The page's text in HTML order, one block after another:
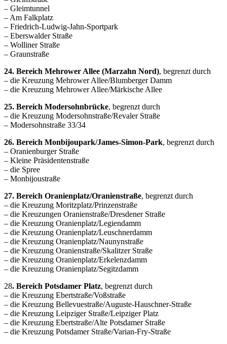
– Gleimtunnel
– Am Falkplatz
– Friedrich-Ludwig-Jahn-Sportpark
– Eberswalder Straße
– Wolliner Straße
– Graunstraße
24. Bereich Mehrower Allee (Marzahn Nord), begrenzt durch
– die Kreuzung Mehrower Allee/Blumberger Damm
– die Kreuzung Mehrower Allee/Märkische Allee
25. Bereich Modersohnbrücke, begrenzt durch
– die Kreuzung Modersohnstraße/Revaler Straße
– Modersohnstraße 33/34
26. Bereich Monbijoupark/James-Simon-Park, begrenzt durch
– Oranienburger Straße
– Kleine Präsidentenstraße
– die Spree
– Monbijoustraße
27. Bereich Oranienplatz/Oranienstraße, begrenzt durch
– die Kreuzung Moritzplatz/Prinzenstraße
– die Kreuzungen Oranienstraße/Dresdener Straße
– die Kreuzung Oranienplatz/Legiendamm
– die Kreuzung Oranienplatz/Leuschnerdamm
– die Kreuzung Oranienplatz/Naunynstraße
– die Kreuzung Oranienstraße/Skalitzer Straße
– die Kreuzung Oranienplatz/Erkelenzdamm
– die Kreuzung Oranienplatz/Segitzdamm
28. Bereich Potsdamer Platz, begrenzt durch
– die Kreuzung Ebertstraße/Voßstraße
– die Kreuzung Bellevuestraße/Auguste-Hauschner-Straße
– die Kreuzung Leipziger Straße/Leipziger Platz
– die Kreuzung Ebertstraße/Alte Potsdamer Straße
– die Kreuzung Potsdamer Straße/Varian-Fry-Straße